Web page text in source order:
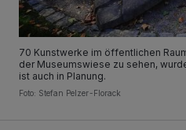
70 Kunstwerke im öffentlichen
der Museumswiese zu sehen,
ist auch in Planung.
Foto: Stefan Pelzer-Florack